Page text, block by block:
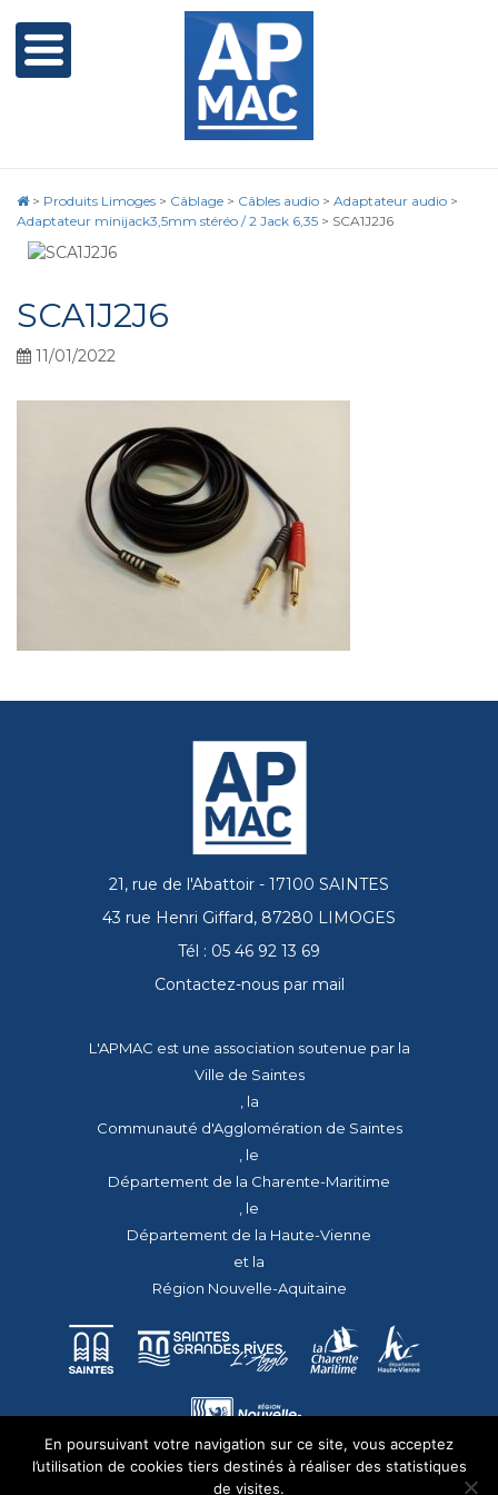
> Produits Limoges > Câblage > Câbles audio > Adaptateur audio >
Adaptateur minijack3,5mm stéréo / 2 Jack 6,35 > SCA1J2J6
SCA1J2J6
11/01/2022
21, rue de l'Abattoir - 17100 SAINTES
43 rue Henri Giffard, 87280 LIMOGES
Tél : 05 46 92 13 69
Contactez-nous par mail
L'APMAC est une association soutenue par la
Ville de Saintes
, la
Communauté d'Agglomération de Saintes
, le
Département de la Charente-Maritime
, le
Département de la Haute-Vienne
et la
Région Nouvelle-Aquitaine
En poursuivant votre navigation sur ce site, vous acceptez
l’utilisation de cookies tiers destinés à réaliser des statistiques
de visites.